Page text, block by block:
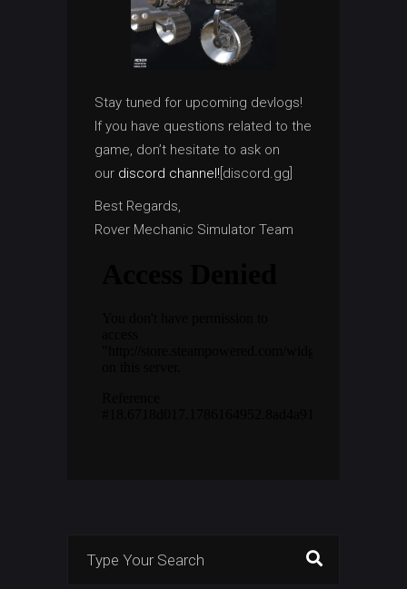
Stay tuned for upcoming devlogs!
If you have questions related to the
game, don’t hesitate to ask on
our discord channel! [discord.gg]
Best Regards,
Rover Mechanic Simulator Team